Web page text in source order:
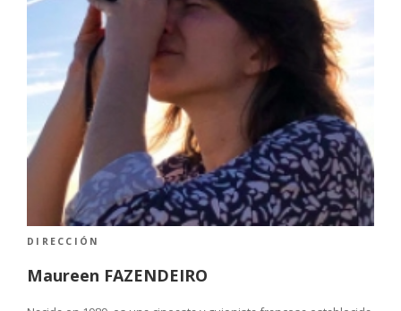
DIRECCIÓN
Maureen FAZENDEIRO